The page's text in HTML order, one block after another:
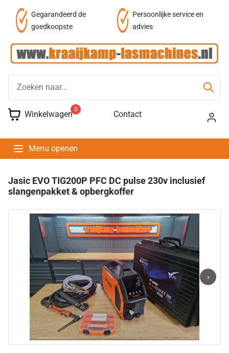
Persoonlijke service en
advies
Fysieke winkel
Winkelwagen 0 Contact
Menu openen
Jasic EVO TIG200P PFC DC pulse 230v inclusief
slangenpakket & opbergkoffer
›